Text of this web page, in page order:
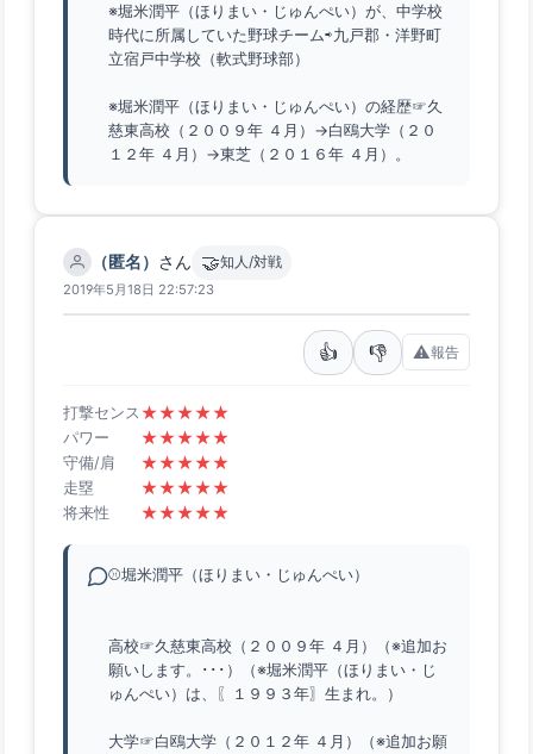
※堀米潤平（ほりまい・じゅんぺい）が、中学校
時代に所属していた野球チーム⇨九戸郡・洋野町
立宿戸中学校（軟式野球部）
※堀米潤平（ほりまい・じゅんぺい）の経歴☞久
慈東高校（２００９年 ４月）→白鴎大学（２０
１２年 ４月）→東芝（２０１６年 ４月）。
（匿名） さん 🤝知人/対戦
2019年5月18日 22:57:23
👍 👎 ⚠️報告
打撃センス ★★★★★
パワー ★★★★★
守備/肩 ★★★★★
走塁 ★★★★★
将来性 ★★★★★
⚾堀米潤平（ほりまい・じゅんぺい）
高校☞久慈東高校（２００９年 ４月）（※追加お
願いします。･･･）（※堀米潤平（ほりまい・じ
ゅんぺい）は、〖１９９３年〗生まれ。）
大学☞白鴎大学（２０１２年 ４月）（※追加お願